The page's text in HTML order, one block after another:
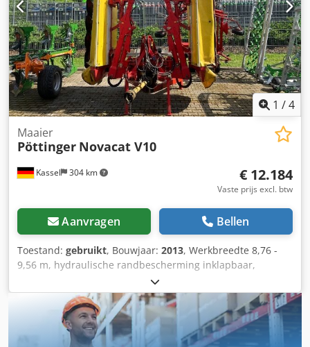
1 /4
Kassel 304 km
Maaier
Pöttinger Novacat V10
€ 12.184
Vaste prijs excl. btw
Aanvragen Bellen
Toestand: gebruikt, Bouwjaar: 2013, Werkbreedte 8,76 -
9,56 m, hydraulische randbescherming inklapbaar,
hydraulische drukregeling, snelwisselsysteem voor
messen, steunpoten, bediening via Power Control, aftakas.
Djdpfx Afjt Sr R Aj Sock